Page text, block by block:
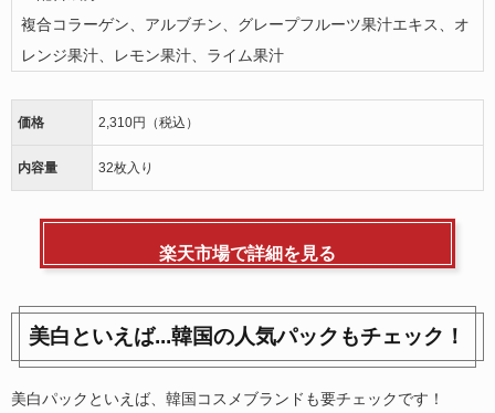
複合コラーゲン、アルブチン、グレープフルーツ果汁エキス、オ
レンジ果汁、レモン果汁、ライム果汁
価格 2,310円（税込）
内容量 32枚入り
楽天市場で詳細を見る
美白といえば...韓国の人気パックもチェック！
美白パックといえば、韓国コスメブランドも要チェックです！